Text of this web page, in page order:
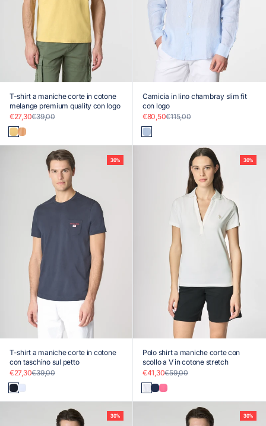
T-shirt a maniche corte in cotone
melange premium quality con logo
Prezzo scontato
€27,30Prezzo
€39,00
GialloArancio
Camicia in lino chambray slim fit
con logo
Prezzo scontato
€80,50Prezzo
€115,00
Blu
30%
T-shirt a maniche corte in cotone
con taschino sul petto
Prezzo scontato
€27,30Prezzo
€39,00
BluBianco
30%
Polo shirt a maniche corte con
scollo a V in cotone stretch
Prezzo scontato
€41,30Prezzo
€59,00
Bianco
BluRosa
30% 30%